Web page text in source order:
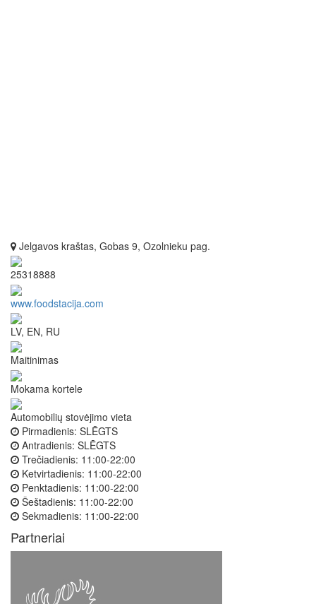
Jelgavos kraštas, Gobas 9, Ozolnieku pag.
25318888
www.foodstacija.com
LV, EN, RU
Maitinimas
Mokama kortele
Automobilių stovėjimo vieta
Pirmadienis: SLĒGTS
Antradienis: SLĒGTS
Trečiadienis: 11:00-22:00
Ketvirtadienis: 11:00-22:00
Penktadienis: 11:00-22:00
Šeštadienis: 11:00-22:00
Sekmadienis: 11:00-22:00
Partneriai